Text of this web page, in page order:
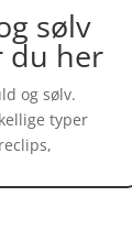
sølv
du her
og sølv.
typer